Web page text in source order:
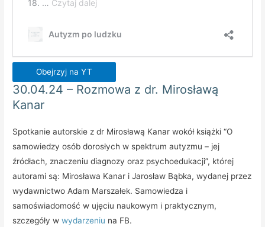
Obejrzyj na YT
30.04.24 – Rozmowa z dr. Mirosławą
Kanar
Spotkanie autorskie z dr Mirosławą Kanar wokół książki “O
samowiedzy osób dorosłych w spektrum autyzmu – jej
źródłach, znaczeniu diagnozy oraz psychoedukacji”, której
autorami są: Mirosława Kanar i Jarosław Bąbka, wydanej przez
wydawnictwo Adam Marszałek. Samowiedza i
samoświadomość w ujęciu naukowym i praktycznym,
szczegóły wwydarzeniu na FB.